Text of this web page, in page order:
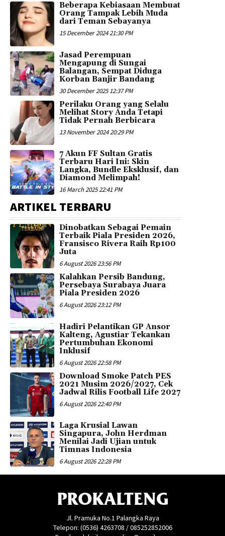
Beberapa Kebiasaan Membuat
Orang Tampak Lebih Muda
dari Teman Sebayanya
15 December 2024 21:30 PM
Jasad Perempuan
Mengapung di Sungai
Balangan, Sempat Diduga
Korban Banjir Bandang
30 December 2025 12:37 PM
Perilaku Orang yang Selalu
Melihat Story Anda Tetapi
Tidak Pernah Berbicara
13 November 2024 20:29 PM
7 Akun FF Sultan Gratis
Terbaru Hari Ini: Skin
Langka, Bundle Eksklusif, dan
Diamond Melimpah!
16 March 2025 22:41 PM
ARTIKEL TERBARU
Dinobatkan Sebagai Pemain
Terbaik Piala Presiden 2026,
Fransisco Rivera Raih Rp100
Juta
6 August 2026 23:56 PM
Kalahkan Persib Bandung,
Persebaya Surabaya Juara
Piala Presiden 2026
6 August 2026 23:12 PM
Hadiri Pelantikan GP Ansor
Kalteng, Agustiar Tekankan
Pertumbuhan Ekonomi
Inklusif
6 August 2026 22:58 PM
Download Smoke Patch PES
2021 Musim 2026/2027, Cek
Jadwal Rilis Football Life 2027
6 August 2026 22:40 PM
Laga Krusial Lawan
Singapura, John Herdman
Menilai Jadi Ujian untuk
Timnas Indonesia
6 August 2026 22:28 PM
PROKALTENG
Jl. Pramuka No.1 Palangka Raya
Telepon: (0536) 4263708 / 085252852006